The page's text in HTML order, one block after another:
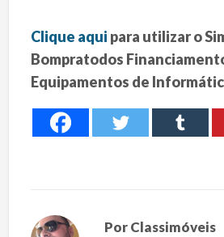
Clique aqui para utilizar o
Bompratodos
Equipamentos de
PorClassimóveis